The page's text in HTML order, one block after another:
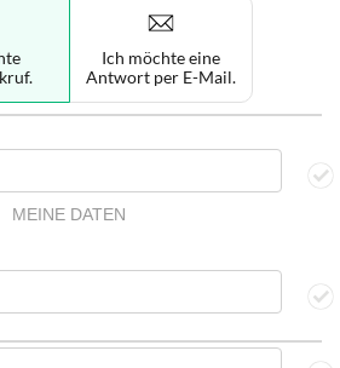
Ich möchte eine
Antwort per E-Mail.
MEINE DATEN